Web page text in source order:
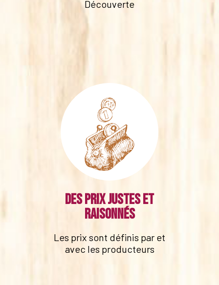
Découverte
Des prix justes et
raisonnés
Les prix sont définis par et
avec les producteurs